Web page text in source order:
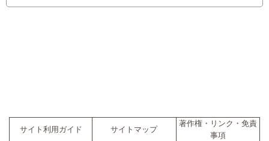
サイト利用ガイド サイトマップ
著作権・リンク・免責
事項